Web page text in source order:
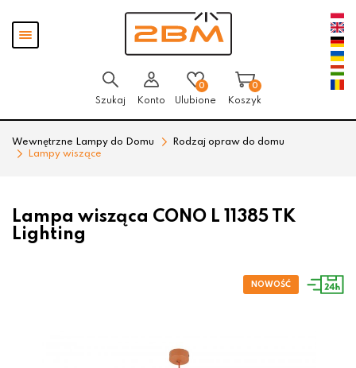
Pokaż
menu
Szukaj Konto
0
Ulubione
0
Koszyk
Wewnętrzne Lampy do Domu
Rodzaj opraw do domu
Lampy wiszące
Lampa wisząca CONO L 11385 TK
Lighting